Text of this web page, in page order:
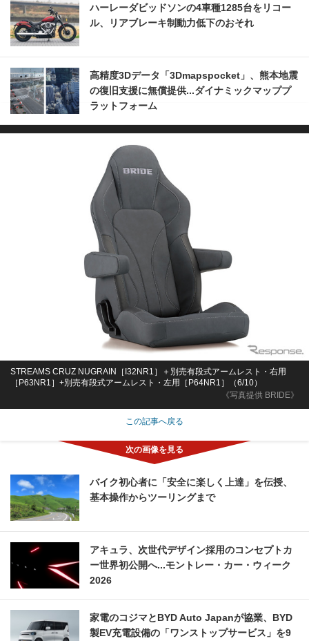
ハーレーダビッドソンの4車種1285台をリコー
ル、リアブレーキ制動力低下のおそれ
高精度3Dデータ「3Dmapspocket」、熊本地震
の復旧支援に無償提供...ダイナミックマッププ
ラットフォーム
《写真提供 BRIDE》
STREAMS CRUZ NUGRAIN［I32NR1］＋別売有段式アームレスト・右用
［P63NR1］+別売有段式アームレスト・左用［P64NR1］（6/10）
この記事へ戻る
バイク初心者に「安全に楽しく上達」を伝授、
基本操作からツーリングまで
アキュラ、次世代デザイン採用のコンセプトカ
ー世界初公開へ...モントレー・カー・ウィーク
2026
家電のコジマとBYD Auto Japanが協業、BYD
製EV充電設備の「ワンストップサービス」を9